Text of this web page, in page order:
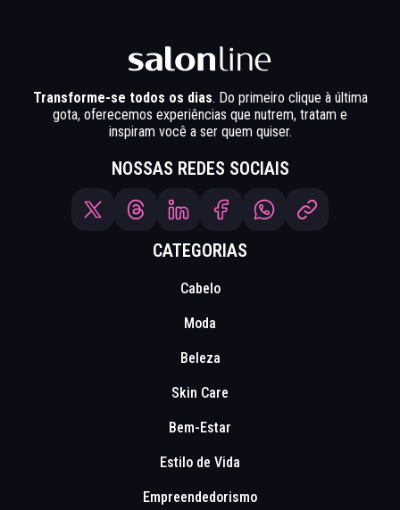
Transforme-se todos os dias. Do primeiro clique à última
gota, oferecemos experiências que nutrem, tratam e
inspiram você a ser quem quiser.
NOSSAS REDES SOCIAIS
CATEGORIAS
Cabelo
Moda
Beleza
Skin Care
Bem-Estar
Estilo de Vida
Empreendedorismo